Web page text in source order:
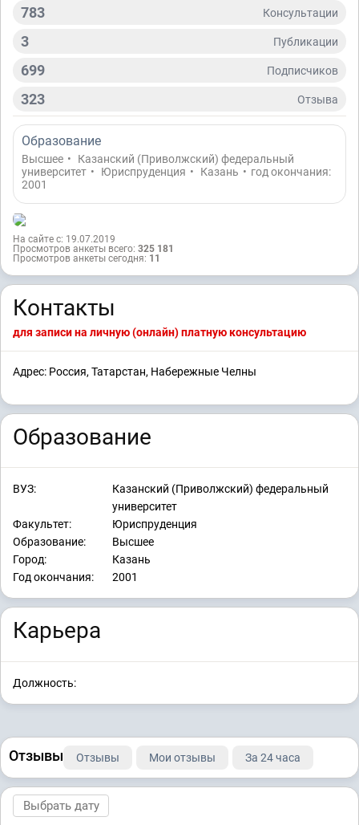
783 Консультации
3 Публикации
699 Подписчиков
323 Отзывa
Образование
Высшее •
Казанский (Приволжский) федеральный
университет • Юриспруденция • Казань • год окончания:
2001
На сайте с: 19.07.2019
Просмотров анкеты всего: 325 181
Просмотров анкеты сегодня: 11
Контакты
для записи на личную (онлайн) платную консультацию
Адрес: Россия, Татарстан, Набережные Челны
Образование
ВУЗ:
Казанский (Приволжский) федеральный
университет
Факультет:
Юриспруденция
Образование:
Высшее
Город:
Казань
Год окончания:
2001
Карьера
Должность:
Отзывы Отзывы Мои отзывы За 24 часа